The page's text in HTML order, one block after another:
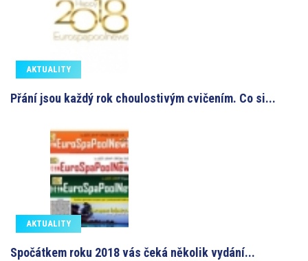
AKTUALITY
Přání jsou každý rok choulostivým cvičením. Co si...
AKTUALITY
Spočátkem roku 2018 vás čeká několik vydání...